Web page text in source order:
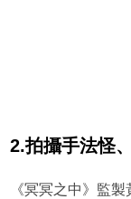
2.拍攝手法怪
《冥冥之中》監